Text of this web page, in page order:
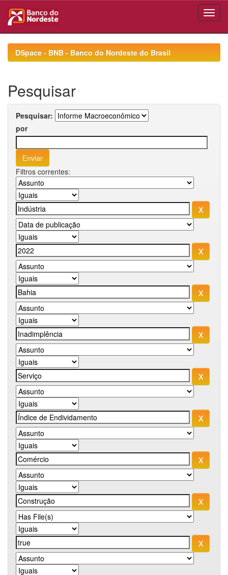
navigationDSpace - BNB - Banco do Nordeste do Brasil
Pesquisar
Pesquisar:
por
Filtros correntes: